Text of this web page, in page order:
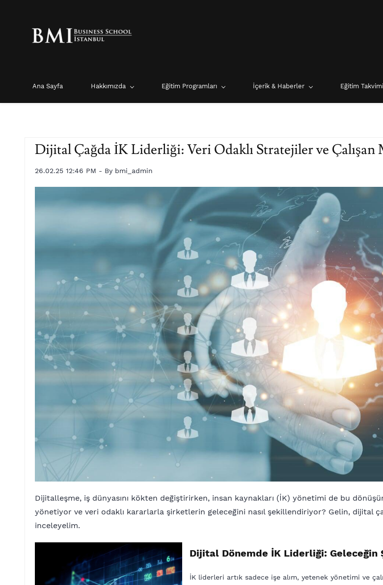
Ana Sayfa Hakkımızda Eğitim Programları İçerik & Haberler Eğitim Takvimi
Dijital Çağda İK Liderliği: Veri Odaklı Stratejiler ve
26.02.25 12:46 PM - By bmi_admin
Dijitalleşme, iş dünyasını kökten değiştirirken, insan kaynakları (İK) yönetimi de bu
yönetiyor ve veri odaklı kararlarla şirketlerin geleceğini nasıl şekillendiriyor? Gelin, dijital
inceleyelim.
Dijital Dönemde İK Liderliği:
İK liderleri artık sadece işe alım, yetenek yönetimi ve